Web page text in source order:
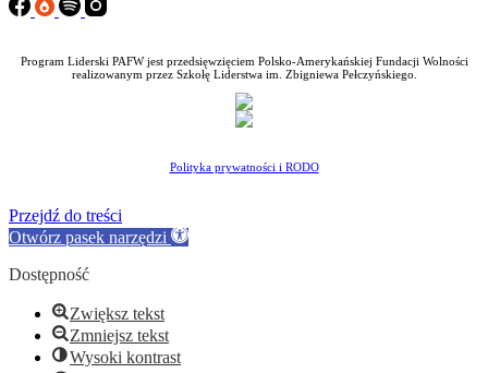
Program Liderski PAFW jest przedsięwzięciem Polsko-Amerykańskiej Fundacji Wolności
realizowanym przez Szkołę Liderstwa im. Zbigniewa Pełczyńskiego.
Polityka prywatności i RODO
Przejdź do treści
Otwórz pasek narzędzi
Dostępność
Zwiększ tekst
Zmniejsz tekst
Wysoki kontrast